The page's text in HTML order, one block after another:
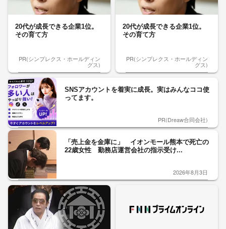
20代が成長できる企業1位。
その育て方
PR(シンプレクス・ホールディン
グス)
20代が成長できる企業1位。
その育て方
PR(シンプレクス・ホールディン
グス)
SNSアカウントを着実に成長。実はみんなココ使
ってます。
PR(Dreaw合同会社)
「売上金を金庫に」 イオンモール熊本で死亡の
22歳女性 勤務店運営会社の指示受け...
2026年8月3日